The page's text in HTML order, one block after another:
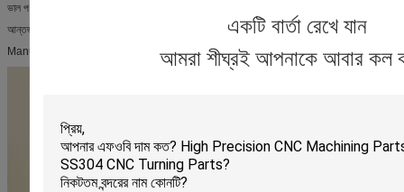
একটি বার্তা রেখে যান
আমরা শীঘ্রই আপনাকে আবার কল
ভাল পণ্য কর্মক্ষমতা
আন্তর্জাতিক অনুমোদন
Manuafacturer সমৃদ্ধ অভিজ্ঞতা